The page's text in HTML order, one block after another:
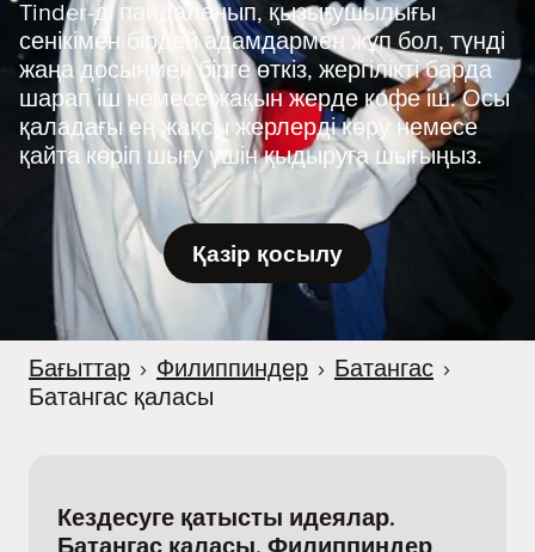
Tinder-ді пайдаланып, қызығушылығы
сенікімен бірдей адамдармен жұп бол, түнді
жаңа досыңмен бірге өткіз, жергілікті барда
шарап іш немесе жақын жерде кофе іш. Осы
қаладағы ең жақсы жерлерді көру немесе
қайта көріп шығу үшін қыдыруға шығыңыз.
Қазір қосылу
Бағыттар › Филиппиндер › Батангас ›
Батангас қаласы
Кездесуге қатысты идеялар.